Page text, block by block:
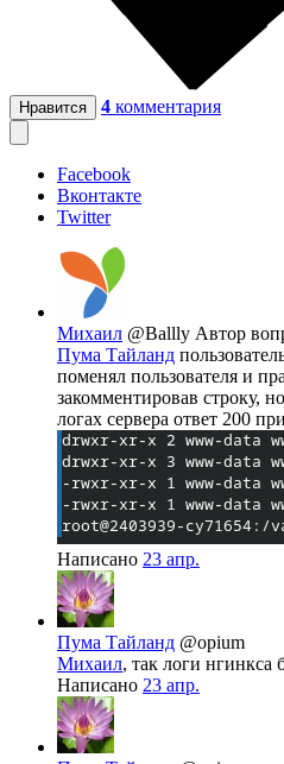
Нравится 4 комментария
Facebook
Вконтакте
Twitter
Михаил @Ballly Автор
Пума Тайланд
поменял пользователя и
закомментировав строку,
логах сервера ответ 200
Написано 23 апр.
Пума Тайланд @opium
Михаил, так логи нгинкса
Написано 23 апр.